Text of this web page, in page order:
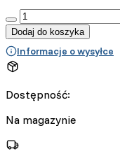
:product_name quantity
Dodaj do koszyka
Informacje o wysyłce
Dostępność:
Na magazynie